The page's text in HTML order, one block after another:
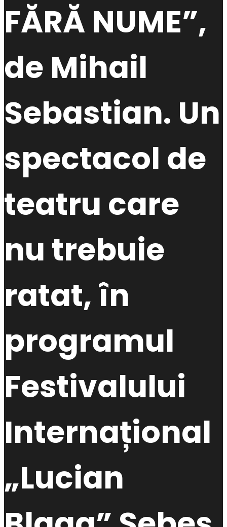
FĂRĂ NUME”,
de Mihail
Sebastian. Un
spectacol de
teatru care
nu trebuie
ratat, în
programul
Festivalului
Internațional
„Lucian